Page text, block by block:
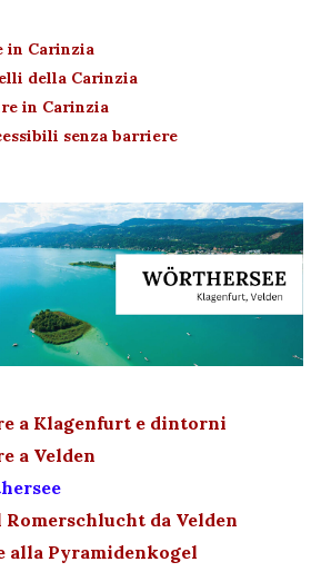
in Carinzia
della Carinzia
in Carinzia
senza barriere
a Klagenfurt e dintorni
a Velden
da Velden
alla Pyramidenkogel